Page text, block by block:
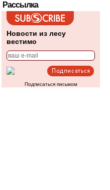
Рассылка
Новости из лесу
вестимо
Подписаться письмом